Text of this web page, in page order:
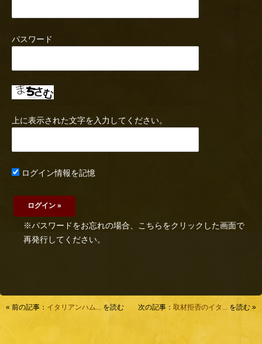
パスワード
上に表示された文字を入力してください。
ログイン情報を記憶
※パスワードをお忘れの場合、こちらをクリックした画面で
再発行してください。
« 前の記事： イタリアンハム... を読む 次の記事： 取材拒否のイタ... を読む »